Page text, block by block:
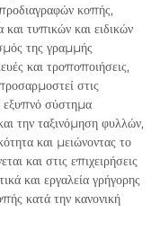
κοπής,
τυπικών και ειδικών
της γραμμής
και τροποποιήσεις,
στις
εξυπνό σύστημα
την ταξινόμηση φυλλών,
και μειώνοντας το
και στις επιχειρήσεις
και εργαλεία γρήγορης
κατά την κανονική